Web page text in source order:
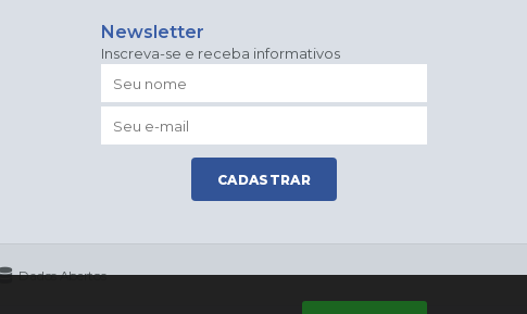
Newsletter
Inscreva-se e receba informativos
CADASTRAR
Dados Abertos